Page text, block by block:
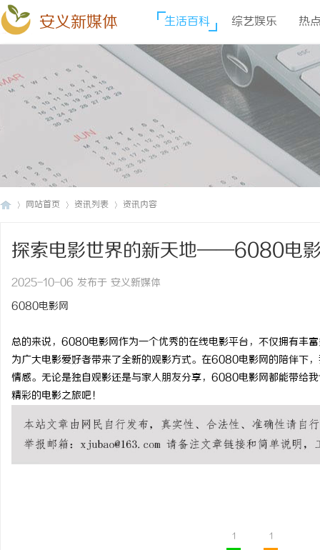
安义新媒体 生活百科 综艺娱乐 热
网站首页 资讯列表 资讯内容
探索电影世界的新天地——6080电
2025-10-06 发布于 安义新媒体
6080电影网
总的来说，6080电影网作为一个优秀的在线电影平台，不仅拥有丰
为广大电影爱好者带来了全新的观影方式。在6080电影网的陪伴下
情感。无论是独自观影还是与家人朋友分享，6080电影网都能带给
精彩的电影之旅吧！
1 1